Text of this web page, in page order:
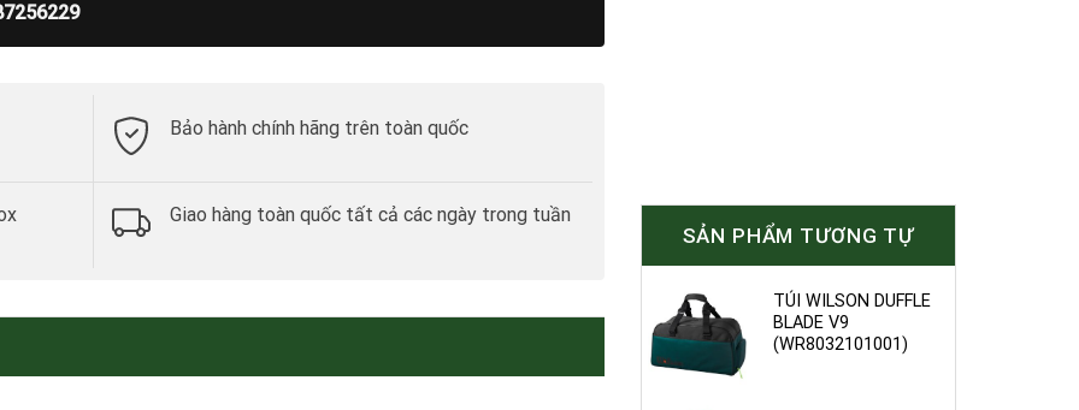
Bảo hành chính hãng trên toàn quốc
Giao hàng toàn quốc tất cả các ngày trong tuần
SẢN PHẨM TƯƠNG TỰ
TÚI WILSON DUFFLE
BLADE V9
(WR8032101001)